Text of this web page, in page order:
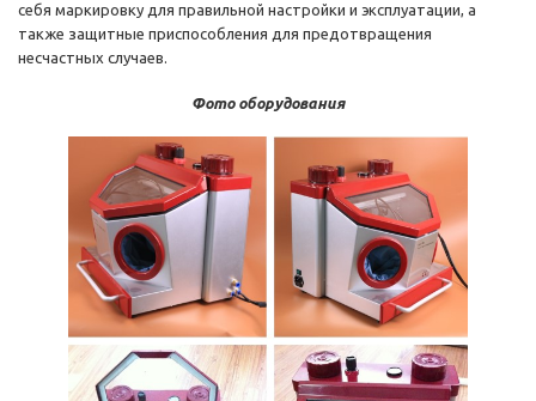
себя маркировку для правильной настройки и эксплуатации, а
также защитные приспособления для предотвращения
несчастных случаев.
Фото оборудования